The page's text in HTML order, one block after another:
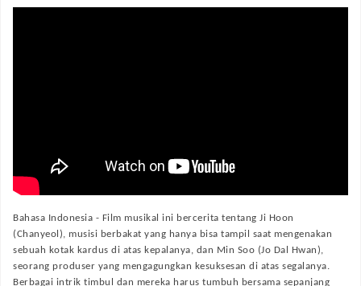
Bahasa Indonesia - Film musikal ini bercerita tentang Ji Hoon
(Chanyeol), musisi berbakat yang hanya bisa tampil saat mengenakan
sebuah kotak kardus di atas kepalanya, dan Min Soo (Jo Dal Hwan),
seorang produser yang mengagungkan kesuksesan di atas segalanya.
Berbagai intrik timbul dan mereka harus tumbuh bersama sepanjang